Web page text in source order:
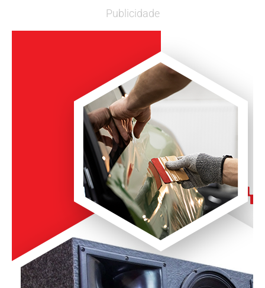
Publicidade